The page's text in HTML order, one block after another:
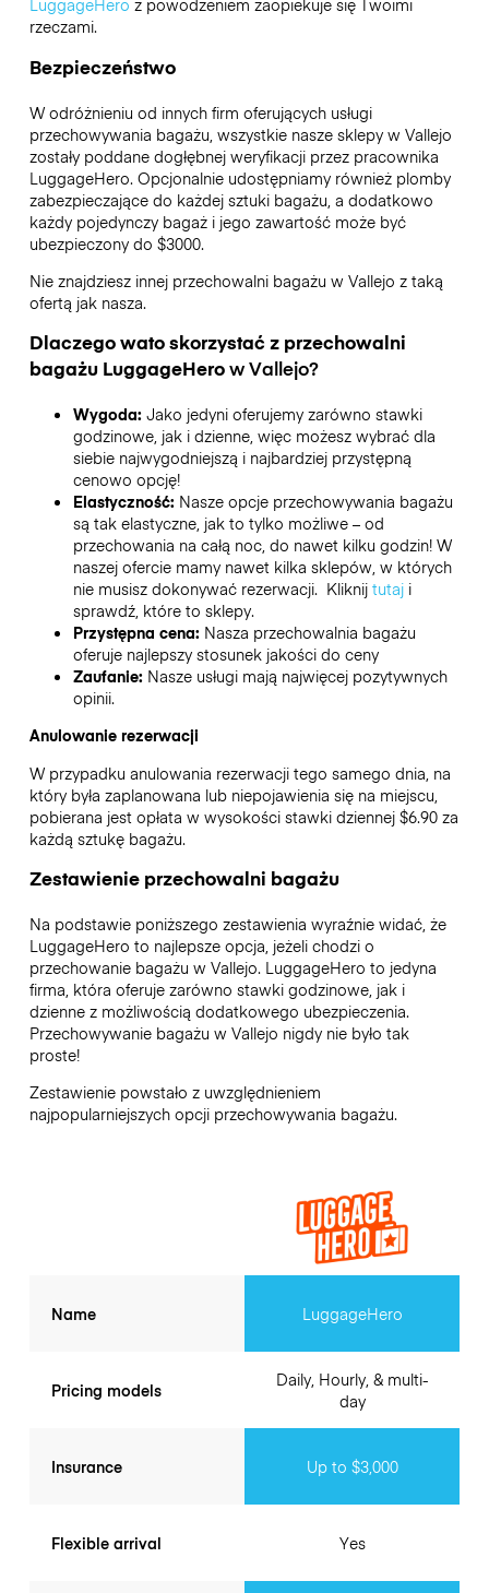
LuggageHero z powodzeniem zaopiekuje się Twoimi
rzeczami.
Bezpieczeństwo
W odróżnieniu od innych firm oferujących usługi
przechowywania bagażu, wszystkie nasze sklepy w Vallejo
zostały poddane dogłębnej weryfikacji przez pracownika
LuggageHero. Opcjonalnie udostępniamy również plomby
zabezpieczające do każdej sztuki bagażu, a dodatkowo
każdy pojedynczy bagaż i jego zawartość może być
ubezpieczony do $3000.
Nie znajdziesz innej przechowalni bagażu w Vallejo z taką
ofertą jak nasza.
Dlaczego wato skorzystać z przechowalni
bagażu LuggageHerowVallejo?
Wygoda: Jako jedyni oferujemy zarówno stawki
godzinowe, jak i dzienne, więc możesz wybrać dla
siebie najwygodniejszą i najbardziej przystępną
cenowo opcję!
Elastyczność: Nasze opcje przechowywania bagażu
są tak elastyczne, jak to tylko możliwe – od
przechowania na całą noc, do nawet kilku godzin! W
naszej ofercie mamy nawet kilka sklepów, w których
nie musisz dokonywać rezerwacji. Kliknij tutaji
sprawdź, które to sklepy.
Przystępna cena: Nasza przechowalnia bagażu
oferuje najlepszy stosunek jakości do ceny
Zaufanie: Nasze usługi mają najwięcej pozytywnych
opinii.
Anulowanie rezerwacji
W przypadku anulowania rezerwacji tego samego dnia, na
który była zaplanowana lub niepojawienia się na miejscu,
pobierana jest opłata w wysokości stawki dziennej $6.90 za
każdą sztukę bagażu.
Zestawienie przechowalni bagażu
Na podstawie poniższego zestawienia wyraźnie widać, że
LuggageHero to najlepsze opcja, jeżeli chodzi o
przechowanie bagażu w Vallejo. LuggageHero to jedyna
firma, która oferuje zarówno stawki godzinowe, jak i
dzienne z możliwością dodatkowego ubezpieczenia.
Przechowywanie bagażu w Vallejo nigdy nie było tak
proste!
Zestawienie powstało z uwzględnieniem
najpopularniejszych opcji przechowywania bagażu.
Name
Pricing models
Insurance
Flexible arrival
LuggageHero
Daily, Hourly, & multi-
day
Up to $3,000
Yes